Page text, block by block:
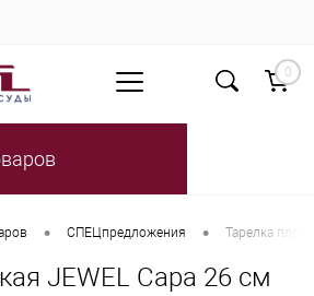
0
• СПЕЦпредложения • Тарелка
JEWEL Сара 26 см